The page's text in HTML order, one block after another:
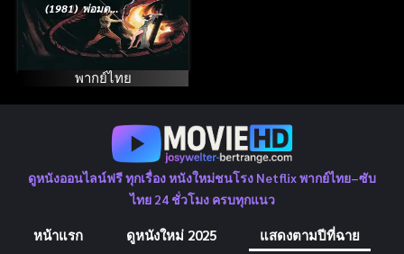
(1981) พ่อมด
พิชิตมังกร
พากย์ไทย
ดูหนังออนไลน์ฟรี ทุกเรื่อง หนังใหม่ชนโรง Netflix พากย์ไทย–ซับ
ไทย 24 ชั่วโมง ครบทุกแนว
หน้าแรก ดูหนังใหม่ 2025
แสดงตามปีที่ฉาย